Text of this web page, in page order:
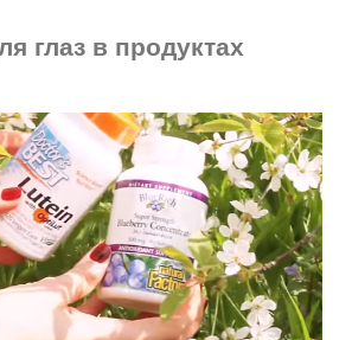
глаз в продуктах